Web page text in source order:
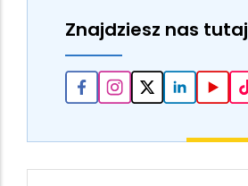
Znajdziesz nas tutaj